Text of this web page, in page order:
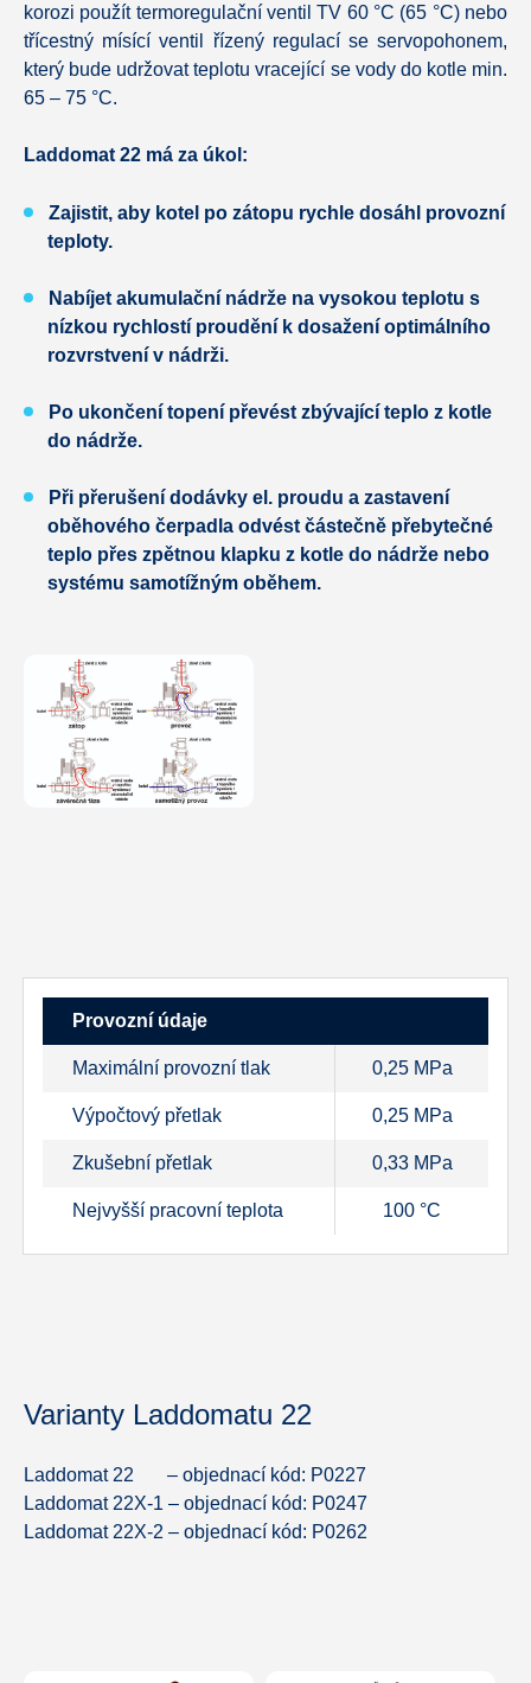
korozi použít termoregulační ventil TV 60 °C (65 °C) nebo
třícestný mísící ventil řízený regulací se servopohonem,
který bude udržovat teplotu vracející se vody do kotle min.
65 – 75 °C.
Laddomat 22 má za úkol:
Zajistit, aby kotel po zátopu rychle dosáhl provozní
teploty.
Nabíjet akumulační nádrže na vysokou teplotu s
nízkou rychlostí proudění k dosažení optimálního
rozvrstvení v nádrži.
Po ukončení topení převést zbývající teplo z kotle
do nádrže.
Při přerušení dodávky el. proudu a zastavení
oběhového čerpadla odvést částečně přebytečné
teplo přes zpětnou klapku z kotle do nádrže nebo
systému samotížným oběhem.
Provozní údaje
Maximální provozní tlak 0,25 MPa
Výpočtový přetlak 0,25 MPa
Zkušební přetlak 0,33 MPa
Nejvyšší pracovní teplota 100 °C
Varianty Laddomatu 22
Laddomat 22 – objednací kód: P0227
Laddomat 22X-1 – objednací kód: P0247
Laddomat 22X-2 – objednací kód: P0262